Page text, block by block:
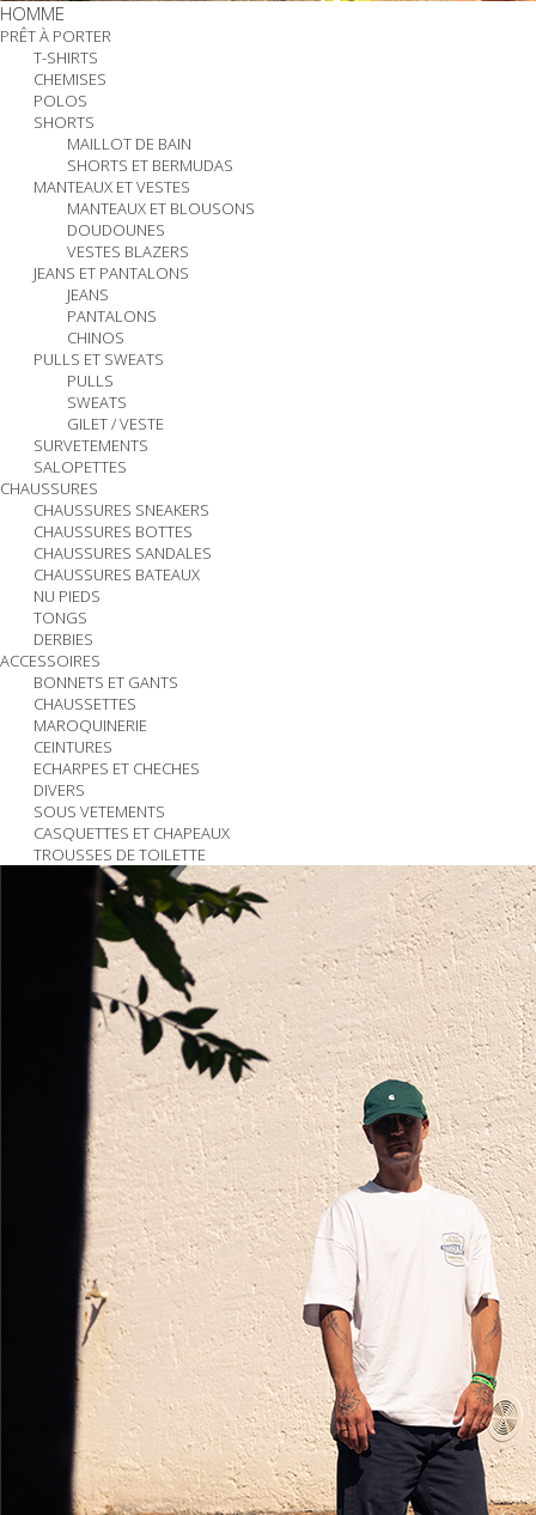
HOMME
PRÊT À PORTER
T-SHIRTS
CHEMISES
POLOS
SHORTS
MAILLOT DE BAIN
SHORTS ET BERMUDAS
MANTEAUX ET VESTES
MANTEAUX ET BLOUSONS
DOUDOUNES
VESTES BLAZERS
JEANS ET PANTALONS
JEANS
PANTALONS
CHINOS
PULLS ET SWEATS
PULLS
SWEATS
GILET / VESTE
SURVETEMENTS
SALOPETTES
CHAUSSURES
CHAUSSURES SNEAKERS
CHAUSSURES BOTTES
CHAUSSURES SANDALES
CHAUSSURES BATEAUX
NU PIEDS
TONGS
DERBIES
ACCESSOIRES
BONNETS ET GANTS
CHAUSSETTES
MAROQUINERIE
CEINTURES
ECHARPES ET CHECHES
DIVERS
SOUS VETEMENTS
CASQUETTES ET CHAPEAUX
TROUSSES DE TOILETTE